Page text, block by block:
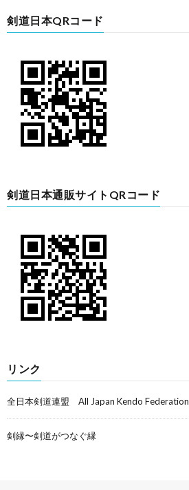
剣道日本QRコード
剣道日本通販サイトQRコード
リンク
全日本剣道連盟 All Japan Kendo Federation
剣縁〜剣道がつなぐ縁